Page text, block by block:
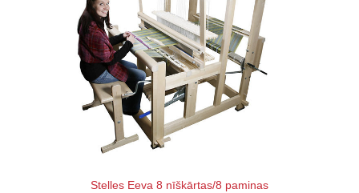
Stelles Eeva 8 nīškārtas/8 paminas